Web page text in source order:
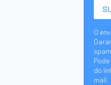
O
do
mail.